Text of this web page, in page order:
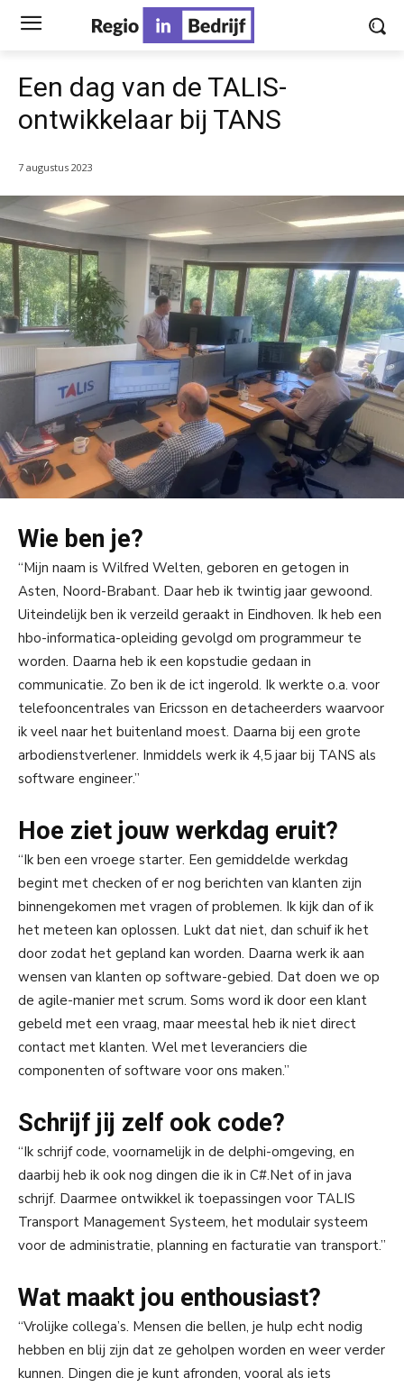
Een dag van de TALIS-
ontwikkelaar bij TANS
7 augustus 2023
Wie ben je?
“Mijn naam is Wilfred Welten, geboren en getogen in
Asten, Noord-Brabant. Daar heb ik twintig jaar gewoond.
Uiteindelijk ben ik verzeild geraakt in Eindhoven. Ik heb een
hbo-informatica-opleiding gevolgd om programmeur te
worden. Daarna heb ik een kopstudie gedaan in
communicatie. Zo ben ik de ict ingerold. Ik werkte o.a. voor
telefooncentrales van Ericsson en detacheerders waarvoor
ik veel naar het buitenland moest. Daarna bij een grote
arbodienstverlener. Inmiddels werk ik 4,5 jaar bij TANS als
software engineer.”
Hoe ziet jouw werkdag eruit?
“Ik ben een vroege starter. Een gemiddelde werkdag
begint met checken of er nog berichten van klanten zijn
binnengekomen met vragen of problemen. Ik kijk dan of ik
het meteen kan oplossen. Lukt dat niet, dan schuif ik het
door zodat het gepland kan worden. Daarna werk ik aan
wensen van klanten op software-gebied. Dat doen we op
de agile-manier met scrum. Soms word ik door een klant
gebeld met een vraag, maar meestal heb ik niet direct
contact met klanten. Wel met leveranciers die
componenten of software voor ons maken.”
Schrijf jij zelf ook code?
“Ik schrijf code, voornamelijk in de delphi-omgeving, en
daarbij heb ik ook nog dingen die ik in C#.Net of in java
schrijf. Daarmee ontwikkel ik toepassingen voor TALIS
Transport Management Systeem, het modulair systeem
voor de administratie, planning en facturatie van transport.”
Wat maakt jou enthousiast?
“Vrolijke collega’s. Mensen die bellen, je hulp echt nodig
hebben en blij zijn dat ze geholpen worden en weer verder
kunnen. Dingen die je kunt afronden, vooral als iets